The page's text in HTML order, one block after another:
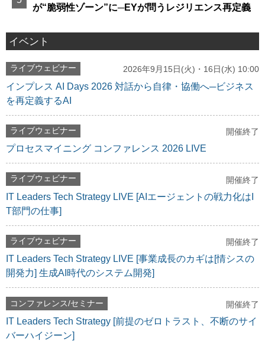
が“脆弱性ゾーン”に─EYが問うレジリエンス再定義
イベント
ライブウェビナー 2026年9月15日(火)・16日(水) 10:00
インプレス AI Days 2026 対話から自律・協働へ─ビジネス
を再定義するAI
ライブウェビナー 開催終了
プロセスマイニング コンファレンス 2026 LIVE
ライブウェビナー 開催終了
IT Leaders Tech Strategy LIVE [AIエージェントの戦力化はI
T部門の仕事]
ライブウェビナー 開催終了
IT Leaders Tech Strategy LIVE [事業成長のカギは[情シスの
開発力] 生成AI時代のシステム開発]
コンファレンス/セミナー 開催終了
IT Leaders Tech Strategy [前提のゼロトラスト、不断のサイ
バーハイジーン]